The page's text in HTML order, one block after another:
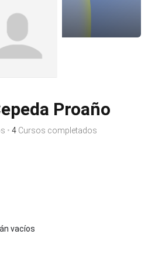
Proaño
• 4 Cursos completados
vacíos